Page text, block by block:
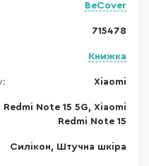
BeCover
715478
Книжка
Xiaomi
Redmi Note 15 5G, Xiaomi
Redmi Note 15
Силікон, Штучна шкіра